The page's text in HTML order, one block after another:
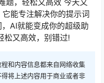
题，轻松又高效 今天又
能专注解决你的提示词
AI就能变成你的超级助
松又高效，别错过!
和内容信息都来自网络收集
将上述内容用于商业或者非